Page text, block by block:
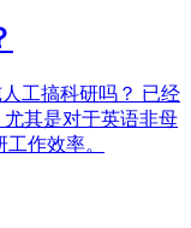
工搞科研吗？ 已经
其是对于英语非母
作效率。